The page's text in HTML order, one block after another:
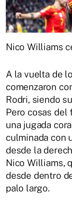
Nico Williams
A la vuelta de
comenzaron
Rodri, siendo
Pero cosas del
una jugada
culminada con
desde la
Nico Williams,
desde dentro
palo largo.